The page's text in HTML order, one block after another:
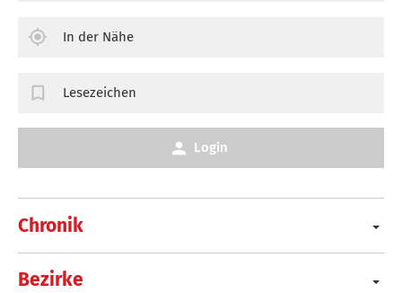
Chronik
Bezirke
In der Nähe
Lesezeichen
Login